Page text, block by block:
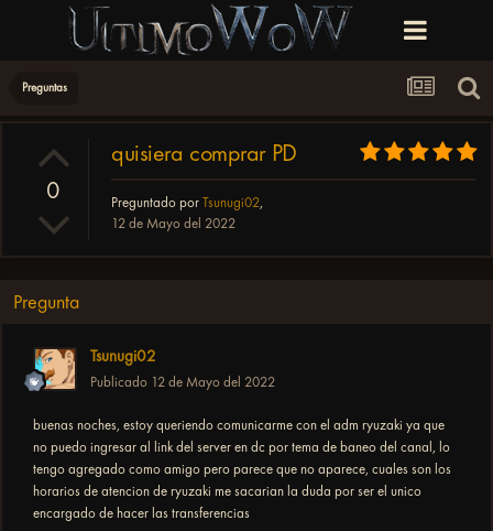
Preguntas
0
quisiera comprar PD
Preguntado por Tsunugi02,
12 de Mayo del 2022
Pregunta
Tsunugi02
Publicado 12 de Mayo del 2022
buenas noches, estoy queriendo comunicarme con el adm ryuzaki ya que
no puedo ingresar al link del server en dc por tema de baneo del canal, lo
tengo agregado como amigo pero parece que no aparece, cuales son los
horarios de atencion de ryuzaki me sacarian la duda por ser el unico
encargado de hacer las transferencias